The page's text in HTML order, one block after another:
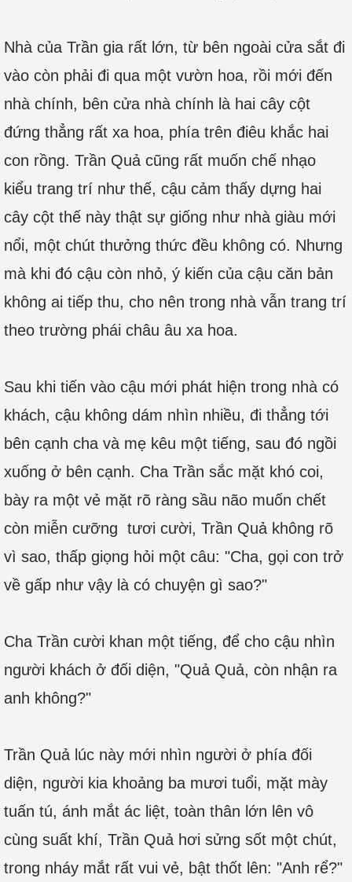
Nhà của Trần gia rất lớn, từ bên ngoài cửa sắt đi
vào còn phải đi qua một vườn hoa, rồi mới đến
nhà chính, bên cửa nhà chính là hai cây cột
đứng thẳng rất xa hoa, phía trên điêu khắc hai
con rồng. Trần Quả cũng rất muốn chế nhạo
kiểu trang trí như thế, cậu cảm thấy dựng hai
cây cột thế này thật sự giống như nhà giàu mới
nổi, một chút thưởng thức đều không có. Nhưng
mà khi đó cậu còn nhỏ, ý kiến của cậu căn bản
không ai tiếp thu, cho nên trong nhà vẫn trang trí
theo trường phái châu âu xa hoa.
Sau khi tiến vào cậu mới phát hiện trong nhà có
khách, cậu không dám nhìn nhiều, đi thẳng tới
bên cạnh cha và mẹ kêu một tiếng, sau đó ngồi
xuống ở bên cạnh. Cha Trần sắc mặt khó coi,
bày ra một vẻ mặt rõ ràng sầu não muốn chết
còn miễn cưỡng tươi cười, Trần Quả không rõ
vì sao, thấp giọng hỏi một câu: "Cha, gọi con trở
về gấp như vậy là có chuyện gì sao?"
Cha Trần cười khan một tiếng, để cho cậu nhìn
người khách ở đối diện, "Quả Quả, còn nhận ra
anh không?"
Trần Quả lúc này mới nhìn người ở phía đối
diện, người kia khoảng ba mươi tuổi, mặt mày
tuấn tú, ánh mắt ác liệt, toàn thân lớn lên vô
cùng suất khí, Trần Quả hơi sửng sốt một chút,
trong nháy mắt rất vui vẻ, bật thốt lên: "Anh rể?"